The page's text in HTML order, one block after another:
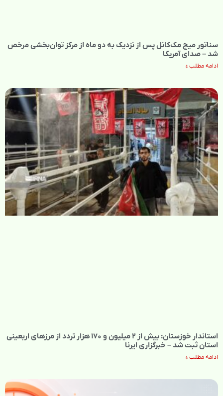
سناتور میچ مک‌کانل پس از نزدیک به دو ماه از مرکز توان‌بخشی مرخص
شد – صدای آمریکا
ادامه مطلب »
استاندار خوزستان: بیش از ۲ میلیون و ۱۷۰ هزار تردد از مرزهای اربعینی
استان ثبت شد – خبرگزاری ایرنا
ادامه مطلب »